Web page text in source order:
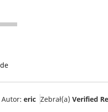
Autor: eric Zebrał(a) Verified